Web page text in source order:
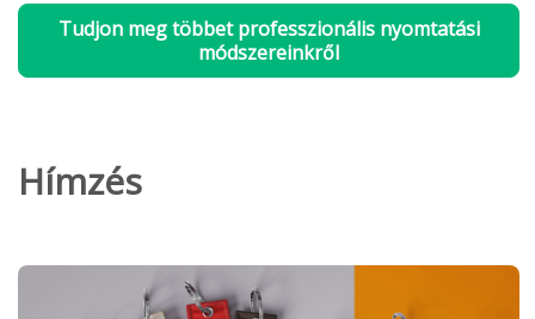
Tudjon meg többet professzionális nyomtatási
módszereinkről
Hímzés